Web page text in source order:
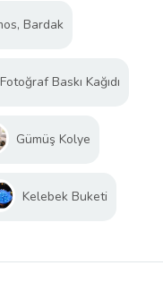
Bardak
Fotoğraf Baskı Kağıdı
Gümüş Kolye
Kelebek Buketi